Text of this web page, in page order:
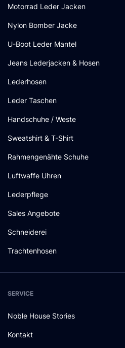
Motorrad Leder Jacken
Nylon Bomber Jacke
U-Boot Leder Mantel
Jeans Lederjacken & Hosen
Lederhosen
Leder Taschen
Handschuhe / Weste
Sweatshirt & T-Shirt
Rahmengenähte Schuhe
Luftwaffe Uhren
Lederpflege
Sales Angebote
Schneiderei
Trachtenhosen
SERVICE
Noble House Stories
Kontakt